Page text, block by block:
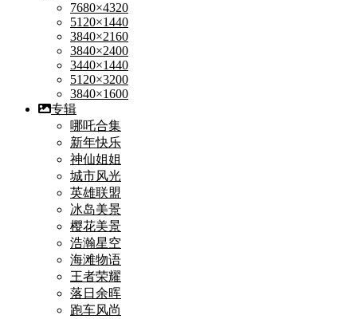
7680×4320
5120×1440
3840×2160
3840×2400
3440×1440
5120×3200
3840×1600
专辑
哪吒合集
新年快乐
神仙姐姐
城市风光
英雄联盟
冰岛美景
樱花美景
浩瀚星空
海滩物语
王者荣耀
落日余晖
跑车风尚